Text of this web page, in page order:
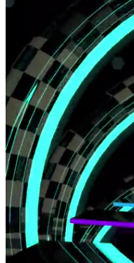
Modèles
Vecteurs
Vidéos
Motion graphics
Images Éditoriales
Événements